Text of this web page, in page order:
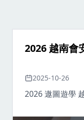
2026 越南會
2025-10-26
2026 遨圖遊學